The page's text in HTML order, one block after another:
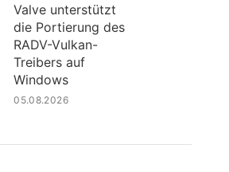
Valve unterstützt
die Portierung des
RADV-Vulkan-
Treibers auf
Windows
05.08.2026